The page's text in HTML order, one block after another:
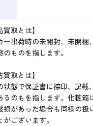
買取とは】
ー出荷時の未開封、未開梱
のものを指します。
買取とは】
状態で保証書に捺印、記載
るのもを指します。化粧箱
損があった場合も同様の扱
がございます。